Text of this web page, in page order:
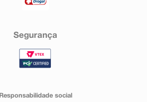
Segurança
Responsabilidade social